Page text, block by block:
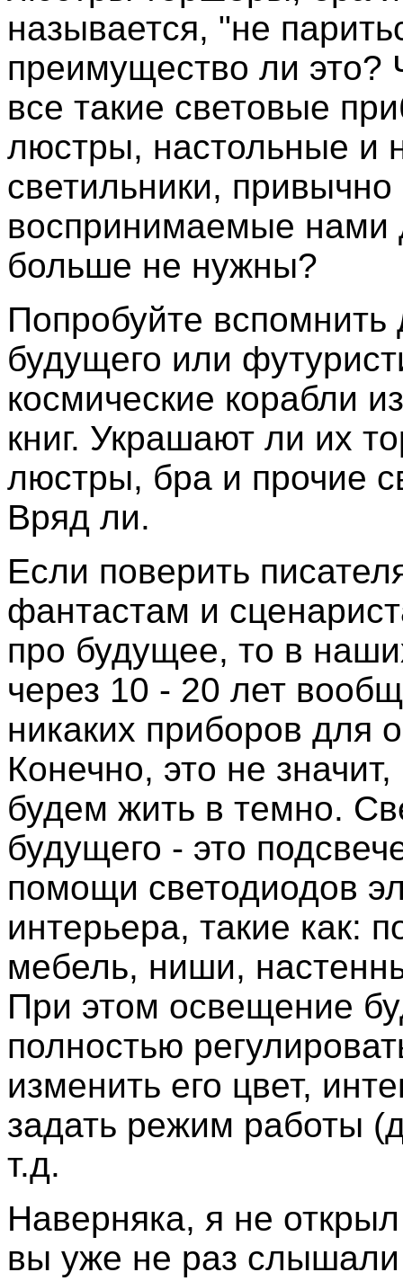
называется, "не
преимущество ли это?
все такие световые
люстры, настольные и
светильники, привычно
воспринимаемые нами
больше не нужны?
Попробуйте вспомнить
будущего или
космические корабли
книг. Украшают ли их
люстры, бра и прочие
Вряд ли.
Если поверить
фантастам и
про будущее, то в
через 10 - 20 лет
никаких приборов для
Конечно, это не
будем жить в темно.
будущего - это
помощи светодиодов
интерьера, такие как:
мебель, ниши,
При этом освещение
полностью
изменить его цвет,
задать режим работы
т.д.
Наверняка, я не
вы уже не раз